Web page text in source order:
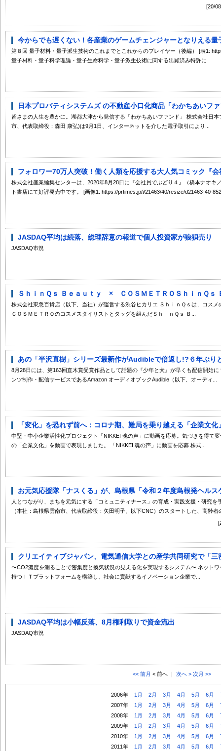
[20/
今からでも遅くない！各産業のゲームチェンジャーとなりえる
第８回 量子材料・量子派生技術のこれまでとこれからのプレイヤー（後編） [表1:
量子材料・量子科学理論・量子生命科学・量子派生技術に関する出願済み特許に...
日本プロパティシステムズ の不動産小口化商品「わかちあいフ
皆さまの人生を豊かに。湖都大津から発信する「わかちあいファンド」 株式会社日
市、代表取締役：森田 康弘)は9月1日、インターネットを介した電子取引により...
フォロワー70万人突破！働く人類を応援する大人気コミック『
株式会社産業編集センターは、2020年8月28日に『会社員でぶどり４』（橋本ナオキ
ト書店にて好評発売中です。 [画像1: https://prtimes.jp/i/21463/40/resize/d21463-40-
JASDAQ平均は続落、総理辞意の報道で個人投資家が狼狽売り
JASDAQ市況
ＳｈｉｎＱｓ Ｂｅａｕｔｙ × ＣＯＳＭＥＴＲＯＳｈｉｎＱｓ
株式会社東急百貨店（以下、当社）が運営する渋谷ヒカリエ ＳｈｉｎＱｓは、コス
ＣＯＳＭＥＴＲＯのコスメスタイリストとタッグを組んだＳｈｉｎＱｓ Ｂ...
あの「半沢直樹」シリーズ最新作がAudibleで倍返し!?６年ぶり
8月28日には、第163回直木賞受賞作品として話題の『少年と犬』が早くも配信開始
ンツ制作・配信サービスであるAmazon オーディオブックAudible（以下、オーディ...
「変化」を恐れず前へ：コロナ期、難局を乗り越える「企業文
中堅・中小企業活性化プロジェクト「NIKKEI 魂の声」に動画を応募。気づきを得て
の「企業文化」を動画で表現しました。 「NIKKEI 魂の声」に動画を応募 株式...
お元気応援隊「ナスくる」が、島根県「令和２年度島根発ヘルス
人とつながり、まちを元気にする「コミュニティナース」の育成・実践支援・研究
（本社：島根県雲南市、代表取締役：矢田明子、以下CNC）のスタートした、高齢者
クリエイティブジャパン、電気通信大学との産学共同研究で「三
〜CO2濃度を測ることで密集度と換気状況の見える化を実現するシステム〜 ネット
持つＩＴプラットフォームを構築し、社会に貢献するイノベーション企業で...
JASDAQ平均は小幅反落、8月権利取りで資金流出
JASDAQ市況
<< 前月 < 前へ ｜ 次へ > 次月 >>
2006年 1月 2月 3月 4月 5月 6月
2007年
1月 2月 3月 4月 5月 6月
2008年
1月 2月 3月 4月 5月 6月
2009年
1月 2月 3月 4月 5月 6月
2010年
1月 2月 3月 4月 5月 6月
2011年
1月 2月 3月 4月 5月 6月